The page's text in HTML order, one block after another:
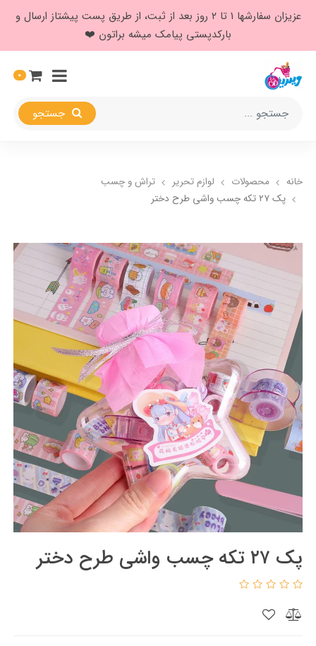
عزیزان سفارشها ۱ تا ۲ روز بعد از ثبت، از طریق پست پیشتاز ارسال و
بارکدپستی پیامک میشه براتون ❤️
0
خانه محصولات لوازم تحریر
تراش و چسب
پک ۲۷ تکه چسب واشی طرح دختر
پک ۲۷ تکه چسب واشی طرح دختر